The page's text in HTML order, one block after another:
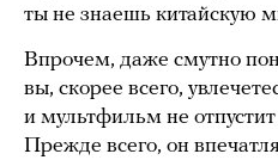
ты не знаешь китайскую
Впрочем, даже смутно
вы, скорее всего,
и мультфильм не
Прежде всего, он